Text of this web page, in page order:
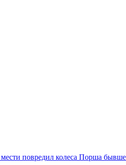
повредил колеса Порша